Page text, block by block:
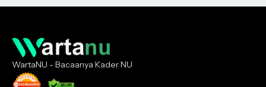
WartaNU - Bacaanya Kader NU